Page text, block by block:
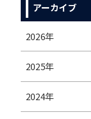
アーカイブ
2026年
2025年
2024年